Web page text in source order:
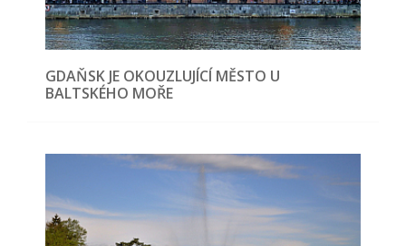
GDAŇSK JE OKOUZLUJÍCÍ MĚSTO U
BALTSKÉHO MOŘE